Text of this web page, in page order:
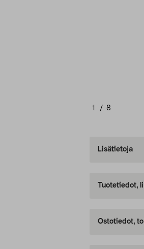
1 / 8
Lisätietoja
Tuotetiedot,
Ostotiedot,